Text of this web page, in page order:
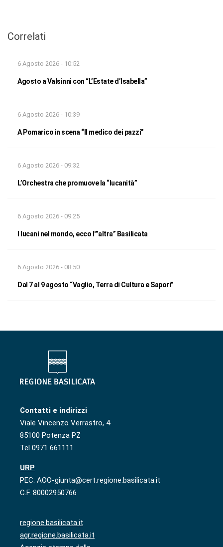
Correlati
6 Agosto 2026 - 10:52
Agosto a Valsinni con “L’Estate d’Isabella”
6 Agosto 2026 - 10:39
A Pomarico in scena “Il medico dei pazzi”
6 Agosto 2026 - 09:32
L’Orchestra che promuove la “lucanità”
6 Agosto 2026 - 09:25
I lucani nel mondo, ecco l'”altra” Basilicata
6 Agosto 2026 - 08:50
Dal 7 al 9 agosto “Vaglio, Terra di Cultura e Sapori”
Contatti e indirizzi
Viale Vincenzo Verrastro, 4
85100 Potenza PZ
Tel 0971 661111
URP
PEC: AOO-giunta@cert.regione.basilicata.it
C.F. 80002950766
regione.basilicata.it
agr.regione.basilicata.it